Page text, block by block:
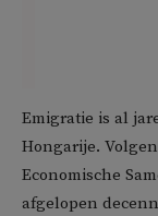
Emigratie is al
Hongarije.
Economische
afgelopen